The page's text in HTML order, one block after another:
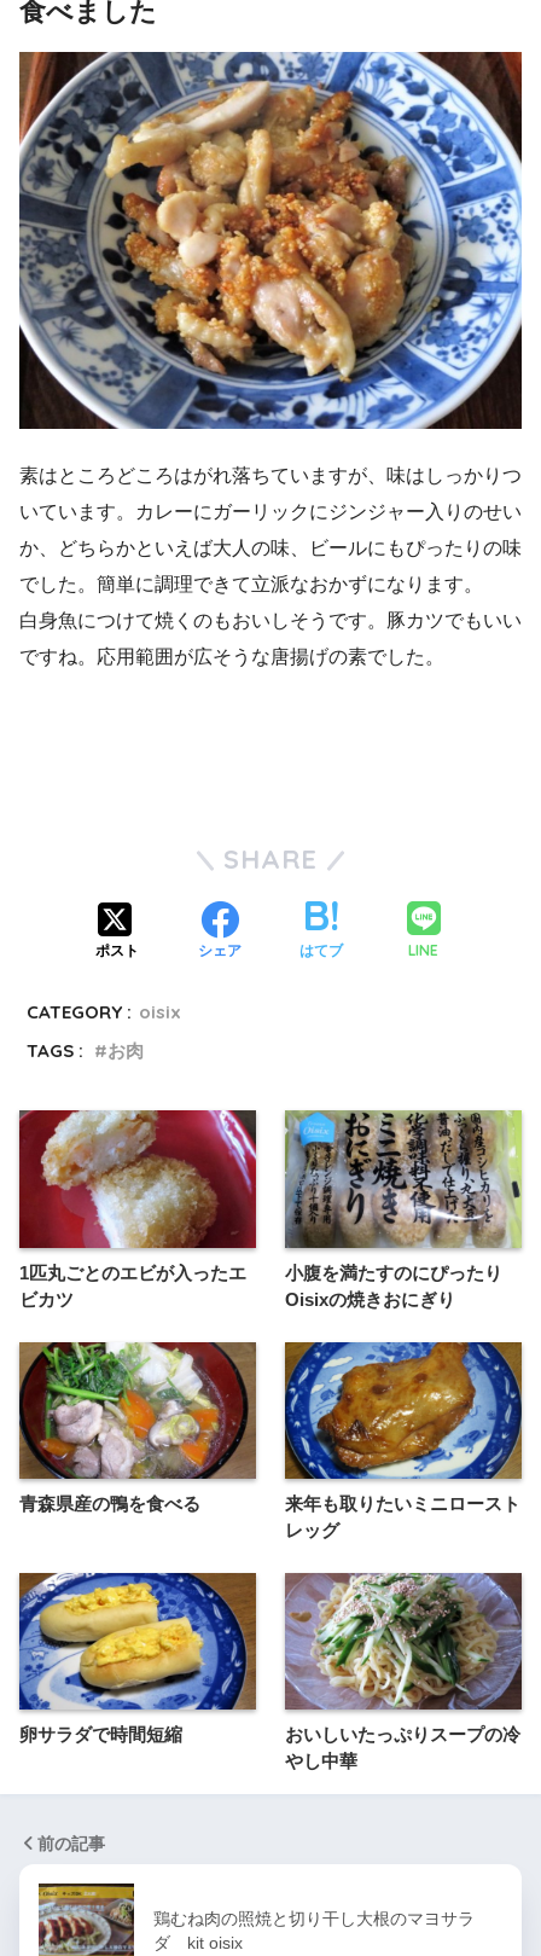
食べました
素はところどころはがれ落ちていますが、味はしっかりつ
いています。カレーにガーリックにジンジャー入りのせい
か、どちらかといえば大人の味、ビールにもぴったりの味
でした。簡単に調理できて立派なおかずになります。
白身魚につけて焼くのもおいしそうです。豚カツでもいい
ですね。応用範囲が広そうな唐揚げの素でした。
SHARE
ポスト シェア はてブ LINE
CATEGORY : oisix
TAGS :
お肉
1匹丸ごとのエビが入ったエ
ビカツ
小腹を満たすのにぴったり
Oisixの焼きおにぎり
青森県産の鴨を食べる
来年も取りたいミニロースト
レッグ
卵サラダで時間短縮
おいしいたっぷりスープの冷
やし中華
前の記事
鶏むね肉の照焼と切り干し大根のマヨサラ
ダ kit oisix